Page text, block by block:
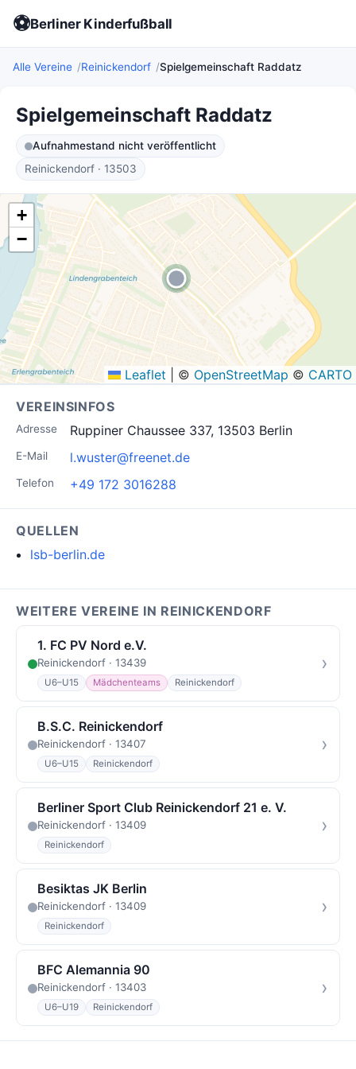
⚽Berliner Kinderfußball
Alle Vereine Reinickendorf Spielgemeinschaft Raddatz
Spielgemeinschaft Raddatz
Aufnahmestand nicht veröffentlicht
Reinickendorf · 13503
+
−
Leaflet © OpenStreetMap © CARTO
VEREINSINFOS
Adresse Ruppiner Chaussee 337, 13503 Berlin
E-Mail l.wuster@freenet.de
Telefon +49 172 3016288
QUELLEN
lsb-berlin.de
WEITERE VEREINE IN REINICKENDORF
1. FC PV Nord e.V.
Reinickendorf · 13439
U6–U15 Mädchenteams Reinickendorf
›
B.S.C. Reinickendorf
Reinickendorf · 13407
U6–U15 Reinickendorf
›
Berliner Sport Club Reinickendorf 21 e. V.
Reinickendorf · 13409
Reinickendorf
›
Besiktas JK Berlin
Reinickendorf · 13409
Reinickendorf
›
BFC Alemannia 90
Reinickendorf · 13403
U6–U19 Reinickendorf
›